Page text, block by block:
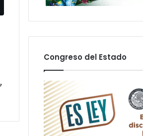
Congreso del Estado